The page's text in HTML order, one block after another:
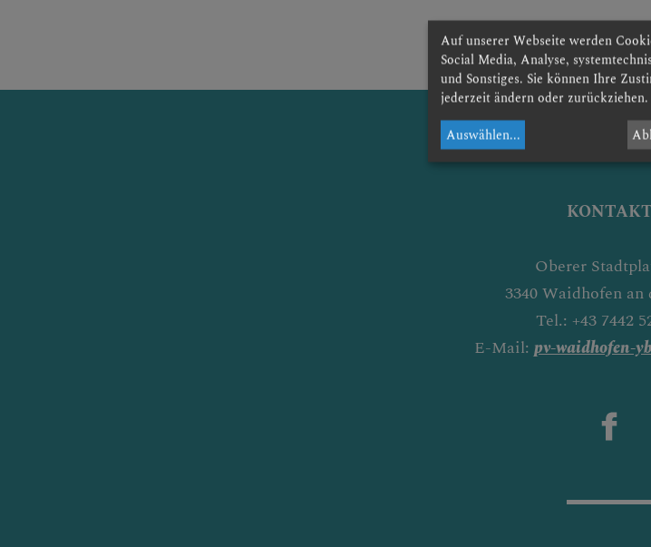
KONTAKT
Oberer
3340 Waidhofen an
Tel.: +43 7442
E-Mail: pv-waidhofen-
Auf unserer Webseite werden
Social Media, Analyse,
und Sonstiges. Sie können Ihre
jederzeit ändern oder zurückziehen.
Auswählen...